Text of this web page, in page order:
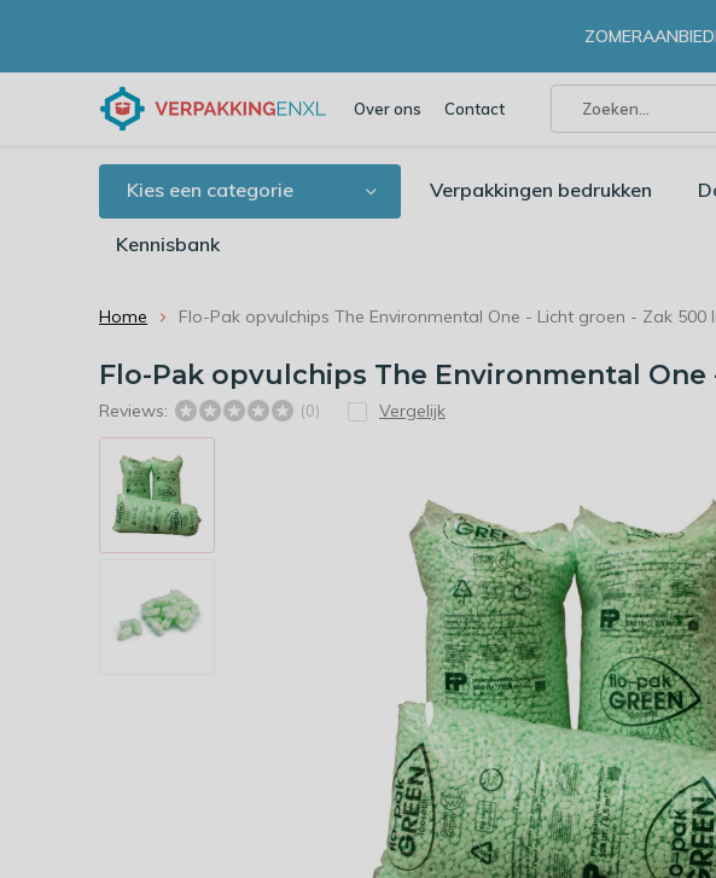
Over ons Contact
Kies een categorie Verpakkingen bedrukken
Kennisbank
Home Flo-Pak opvulchips The Environmental One - Licht groen - Zak 500
Flo-Pak opvulchips The Environmental
Reviews: (0) Vergelijk